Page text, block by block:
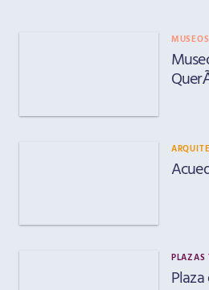
MUSEOS
PLAZAS